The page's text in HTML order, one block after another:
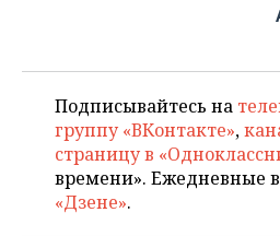
Подписывайтесь на
группу «ВКонтакте»,
страницу в
времени». Ежедневные
«Дзене».